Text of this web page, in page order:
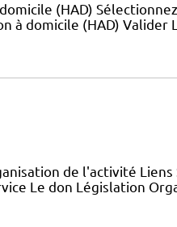
(HAD)
à domicile (HAD) Valider
de l'activité
Le don Législation